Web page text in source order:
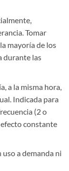
Tomar
mayoría de los
durante las
a la misma hora,
Indicada para
(2 o
constante
a demanda ni